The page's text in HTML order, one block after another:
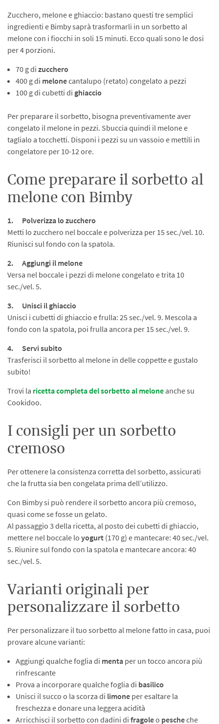
Zucchero, melone e ghiaccio: bastano questi tre semplici
ingredienti e Bimby saprà trasformarli in un sorbetto al
melone con i fiocchi in soli 15 minuti. Ecco quali sono le dosi
per 4 porzioni.
70 g di zucchero
400 g di melonecantalupo (retato) congelato a pezzi
100 g di cubetti di ghiaccio
Per preparare il sorbetto, bisogna preventivamente aver
congelato il melone in pezzi. Sbuccia quindi il melone e
taglialo a tocchetti. Disponi i pezzi su un vassoio e mettili in
congelatore per 10-12 ore.
Come preparare il sorbetto al
melone con Bimby
1. Polverizza lo zucchero
Metti lo zucchero nel boccale e polverizza per 15 sec./vel. 10.
Riunisci sul fondo con la spatola.
2. Aggiungi il melone
Versa nel boccale i pezzi di melone congelato e trita 10
sec./vel. 5.
3. Unisci il ghiaccio
Unisci i cubetti di ghiaccio e frulla: 25 sec./vel. 9. Mescola a
fondo con la spatola, poi frulla ancora per 15 sec./vel. 9.
4.
Servi subito
Trasferisci il sorbetto al melone in delle coppette e gustalo
subito!
Trovi la ricetta completa del sorbetto al melone anche su
Cookidoo.
I consigli per un sorbetto
cremoso
Per ottenere la consistenza corretta del sorbetto, assicurati
che la frutta sia ben congelata prima dell’utilizzo.
Con Bimby si può rendere il sorbetto ancora più cremoso,
quasi come se fosse un gelato.
Al passaggio 3 della ricetta, al posto dei cubetti di ghiaccio,
mettere nel boccale lo yogurt (170 g) e mantecare: 40 sec./vel.
5. Riunire sul fondo con la spatola e mantecare ancora: 40
sec./vel. 5.
Varianti originali per
personalizzare il sorbetto
Per personalizzare il tuo sorbetto al melone fatto in casa, puoi
provare alcune varianti:
Aggiungi qualche foglia di menta per un tocco ancora più
rinfrescante
Prova a incorporare qualche foglia di basilico
Unisci il succo o la scorza di limone per esaltare la
freschezza e donare una leggera acidità
Arricchisci il sorbetto con dadini di fragoleo pescheche